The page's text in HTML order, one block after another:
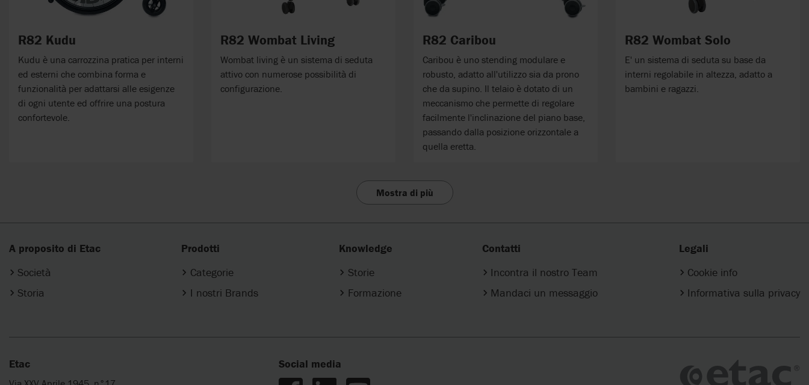
R82 Kudu
Kudu è una carrozzina pratica per interni
ed esterni che combina forma e
funzionalità per adattarsi alle esigenze
di ogni utente ed offrire una postura
confortevole.
R82 Wombat Living
Wombat living è un sistema di seduta
attivo con numerose possibilità di
configurazione.
R82 Caribou
Caribou è uno stending modulare e
robusto, adatto all'utilizzo sia da prono
che da supino. Il telaio è dotato di un
meccanismo che permette di regolare
facilmente l'inclinazione del piano base,
passando dalla posizione orizzontale a
quella eretta.
R82 Wombat Solo
E' un sistema di seduta su base da
interni regolabile in altezza, adatto a
bambini e ragazzi.
Mostra di più
A proposito di Etac
Società
Storia
Prodotti
Categorie
I nostri Brands
Knowledge
Storie
Formazione
Contatti
Incontra il nostro Team
Mandaci un messaggio
Legali
Cookie info
Informativa sulla privacy
Etac Social media